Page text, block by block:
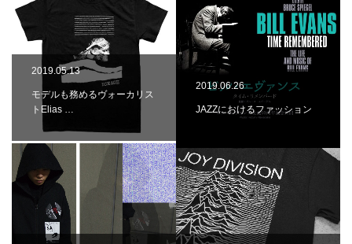
2019.05.13
モデルも務めるヴォーカリス
トElias …
2019.06.26
JAZZにおけるファッション